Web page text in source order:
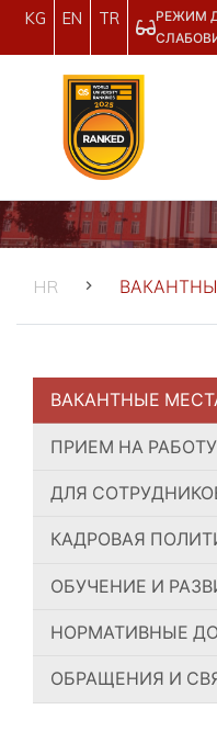
KG EN TR
РЕЖИМ
HR
ВАКАНТНЫЕ
ПРИЕМ НА РАБОТУ
ДЛЯ
КАДРОВАЯ
ОБУЧЕНИЕ И
НОРМАТИВНЫЕ
ОБРАЩЕНИЯ И